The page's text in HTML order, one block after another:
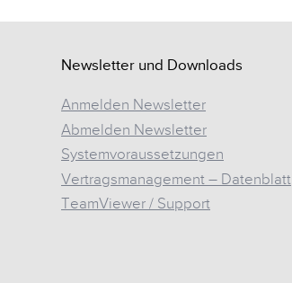
Newsletter und Downloads
Anmelden Newsletter
Abmelden Newsletter
Systemvoraussetzungen
Vertragsmanagement – Datenblatt
TeamViewer / Support